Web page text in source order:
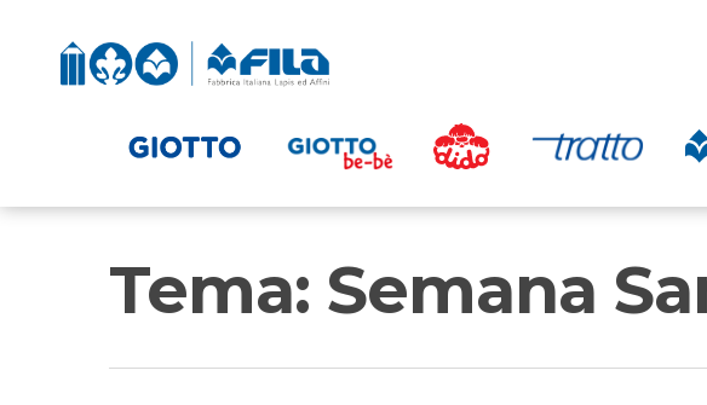
Tema: Semana